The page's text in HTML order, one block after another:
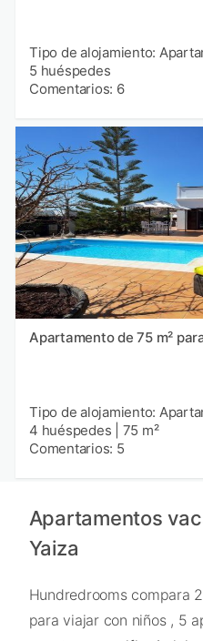
Tipo de alojamiento:
5 huéspedes
Comentarios: 6
Apartamento de 75 m²
Tipo de alojamiento:
4 huéspedes
75 m²
Comentarios: 5
Apartamentos
Yaiza
Hundredrooms compara
para viajar con niños , 5